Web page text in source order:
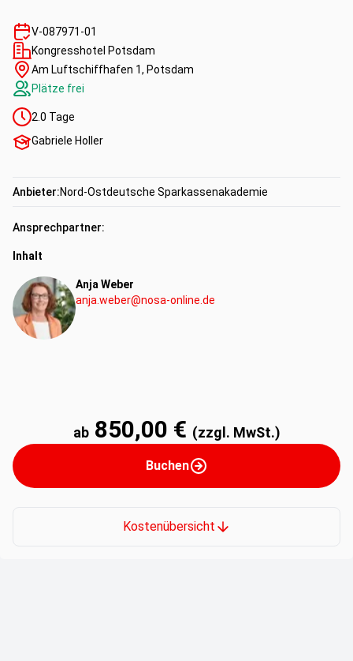
V-087971-01
Kongresshotel Potsdam
Am Luftschiffhafen 1, Potsdam
Plätze frei
2.0 Tage
Gabriele Holler
Anbieter:Nord-Ostdeutsche Sparkassenakademie
Ansprechpartner:
Inhalt
Anja Weber
anja.weber@nosa-online.de
ab 850,00 € (zzgl. MwSt.)
Buchen
Kostenübersicht